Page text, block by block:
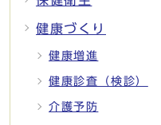
健康づくり
健康増進
健康診査（検診）
介護予防